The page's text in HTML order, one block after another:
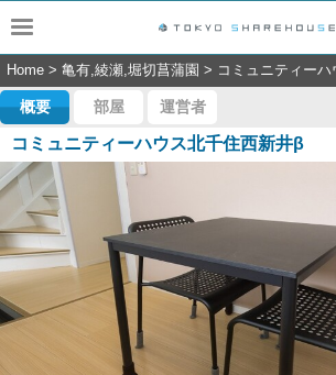
Home > 亀有,綾瀬,堀切菖蒲園 > コミュニティー
概要 部屋 運営者
コミュニティーハウス北千住西新井β